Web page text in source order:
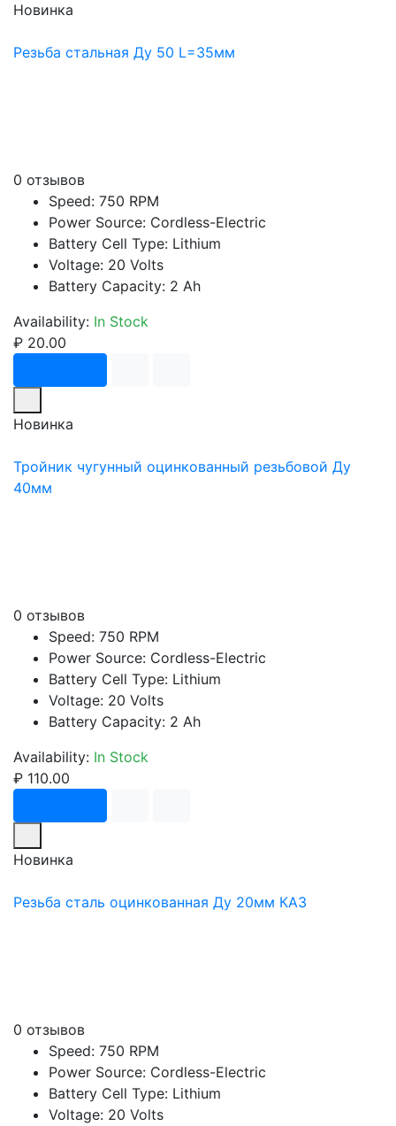
Новинка
Резьба стальная Ду 50 L=35мм
0 отзывов
Speed: 750 RPM
Power Source: Cordless-Electric
Battery Cell Type: Lithium
Voltage: 20 Volts
Battery Capacity: 2 Ah
Availability: In Stock
₽ 20.00
Новинка
Тройник чугунный оцинкованный резьбовой Ду
40мм
0 отзывов
Speed: 750 RPM
Power Source: Cordless-Electric
Battery Cell Type: Lithium
Voltage: 20 Volts
Battery Capacity: 2 Ah
Availability: In Stock
₽ 110.00
Новинка
Резьба сталь оцинкованная Ду 20мм КАЗ
0 отзывов
Speed: 750 RPM
Power Source: Cordless-Electric
Battery Cell Type: Lithium
Voltage: 20 Volts